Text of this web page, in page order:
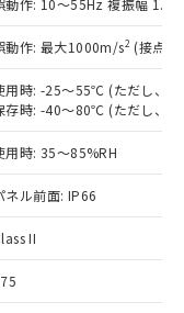
動作: 10～55Hz 複振幅
動作: 最大1000m/s2 (接点
用時: -25～55℃ (ただし、氷
存時: -40～80℃ (ただし、氷
用時: 35～85%RH
ネル前面: IP66
II
価格はお客
様担当のオ
社販売員に
当社販売拠
」をご確認
果を当社の
洩または開
。
作成サー
は、I-Web
る必要が
機器に対する
閾値を超える意
。
り、予定
フタル酸ジ
ブチルベンジ
: 1000ppm
て有害物
な影響を
部門へお問
輸出されな
す。
、ミサイ
たはその他
置等に一切
に販売する
の内容を当
た当社は、
係者が違
場合は、取
在庫あり
状況につ
引先、ま
ロン制御
員にご確
庫状況の
機種